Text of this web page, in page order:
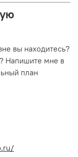
вы находитесь?
Напишите мне в
план